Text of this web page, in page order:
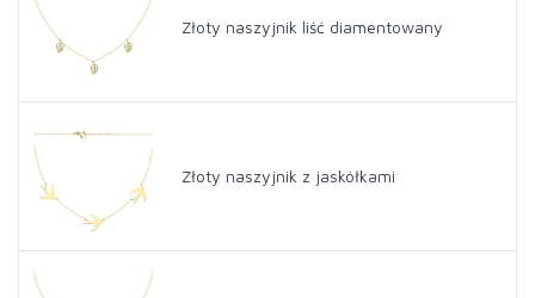
Złoty naszyjnik liść diamentowany
Złoty naszyjnik z jaskółkami